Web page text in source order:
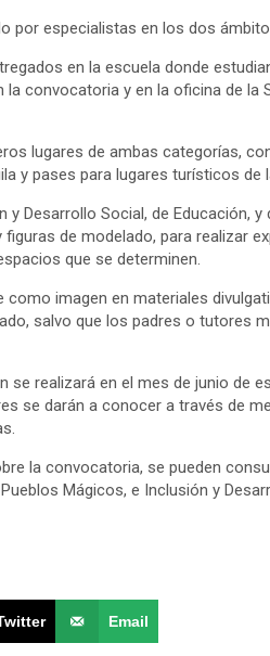
por especialistas en los dos
en la escuela donde
convocatoria y en la oficina de la
lugares de ambas categorías,
y pases para lugares turísticos
y Desarrollo Social, de Educación,
de modelado, para realizar
que se determinen.
como imagen en materiales
salvo que los padres o tutores
se realizará en el mes de junio de
se darán a conocer a través de
la convocatoria, se pueden
Mágicos, e Inclusión y
Email